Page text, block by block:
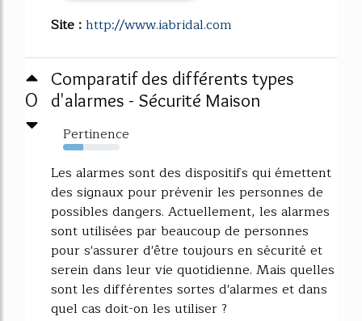
Site :http://www.iabridal.com
0
Comparatif des différents types
d'alarmes - Sécurité Maison
Pertinence
36%
Les alarmes sont des dispositifs qui émettent
des signaux pour prévenir les personnes de
possibles dangers. Actuellement, les alarmes
sont utilisées par beaucoup de personnes
pour s'assurer d'être toujours en sécurité et
serein dans leur vie quotidienne. Mais quelles
sont les différentes sortes d'alarmes et dans
quel cas doit-on les utiliser ?